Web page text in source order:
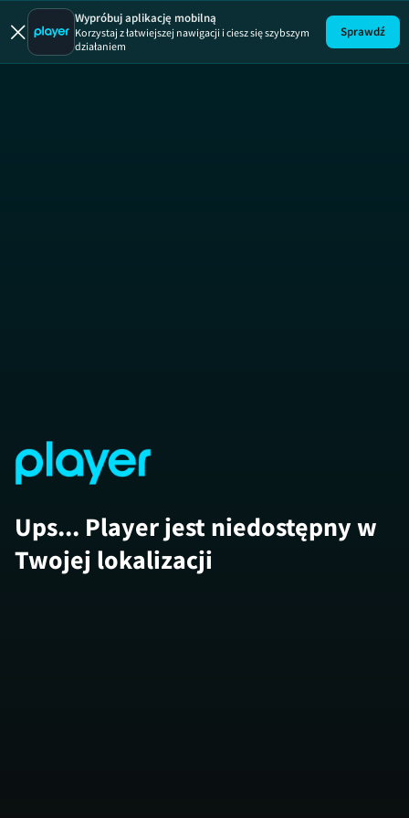
Sierota
Wypróbuj aplikację mobilną
Korzystaj z łatwiejszej nawigacji i ciesz się szybszym
działaniem
Sprawdź
Ups... Player jest niedostępny w
Twojej lokalizacji